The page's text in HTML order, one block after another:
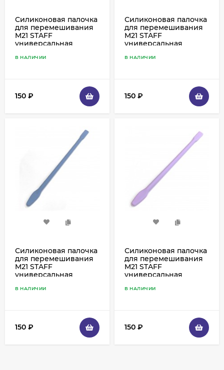
Силиконовая палочка
для перемешивания
M21 STAFF
универсальная
Розовая
В НАЛИЧИИ
150 ₽
Силиконовая палочка
для перемешивания
M21 STAFF
универсальная
В НАЛИЧИИ
150 ₽
Силиконовая палочка
для перемешивания
M21 STAFF
универсальная
В НАЛИЧИИ
150 ₽
Силиконовая палочка
для перемешивания
M21 STAFF
универсальная
Фиолетовая
В НАЛИЧИИ
150 ₽